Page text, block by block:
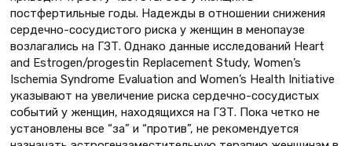
постфертильные годы. Надежды в отношении снижения
сердечно-сосудистого риска у женщин в менопаузе
возлагались на ГЗТ. Однако данные исследований Heart
and Estrogen/progestin Replacement Study, Women’s
Ischemia Syndrome Evaluation and Women’s Health Initiative
указывают на увеличение риска сердечно-сосудистых
событий у женщин, находящихся на ГЗТ. Пока четко не
установлены все “за” и “против”, не рекомендуется